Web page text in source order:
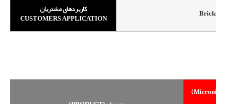
کاربردهای مشتریان
CUSTOMERS APPLICATION